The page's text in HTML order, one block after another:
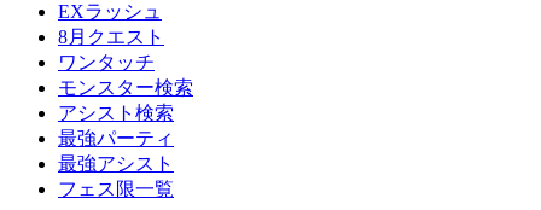
EXラッシュ
8月クエスト
ワンタッチ
モンスター検索
アシスト検索
最強パーティ
最強アシスト
フェス限一覧